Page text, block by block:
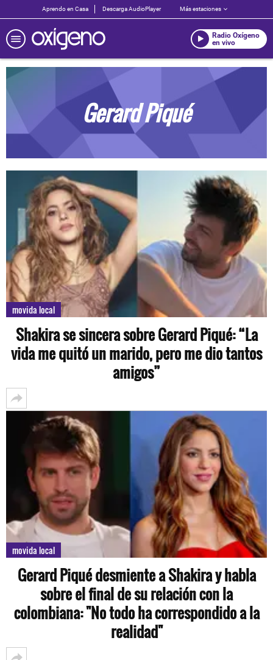
Aprendo en Casa Descarga AudioPlayer Más estaciones
Radio Oxígeno
en vivo
Gerard Piqué
movida local
Shakira se sincera sobre Gerard Piqué: “La
vida me quitó un marido, pero me dio tantos
amigos”
movida local
Gerard Piqué desmiente a Shakira y habla
sobre el final de su relación con la
colombiana: "No todo ha correspondido a la
realidad"